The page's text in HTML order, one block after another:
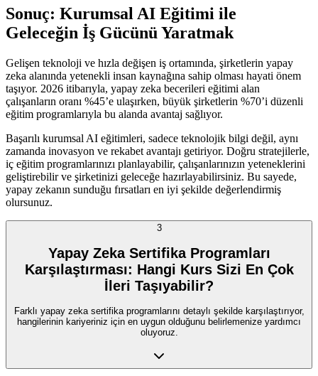
Sonuç: Kurumsal AI Eğitimi ile
Geleceğin İş Gücünü Yaratmak
Gelişen teknoloji ve hızla değişen iş ortamında, şirketlerin yapay
zeka alanında yetenekli insan kaynağına sahip olması hayati önem
taşıyor. 2026 itibarıyla, yapay zeka becerileri eğitimi alan
çalışanların oranı %45’e ulaşırken, büyük şirketlerin %70’i düzenli
eğitim programlarıyla bu alanda avantaj sağlıyor.
Başarılı kurumsal AI eğitimleri, sadece teknolojik bilgi değil, aynı
zamanda inovasyon ve rekabet avantajı getiriyor. Doğru stratejilerle,
iç eğitim programlarınızı planlayabilir, çalışanlarınızın yeteneklerini
geliştirebilir ve şirketinizi geleceğe hazırlayabilirsiniz. Bu sayede,
yapay zekanın sunduğu fırsatları en iyi şekilde değerlendirmiş
olursunuz.
3
Yapay Zeka Sertifika Programları
Karşılaştırması: Hangi Kurs Sizi En Çok
İleri Taşıyabilir?
Farklı yapay zeka sertifika programlarını detaylı şekilde karşılaştırıyor,
hangilerinin kariyeriniz için en uygun olduğunu belirlemenize yardımcı
oluyoruz.